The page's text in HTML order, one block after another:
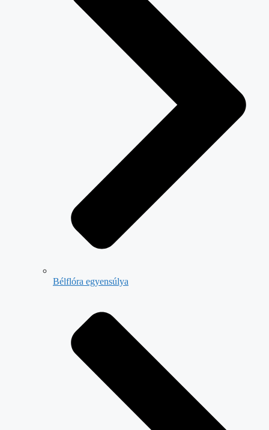
Bélflóra egyensúlya